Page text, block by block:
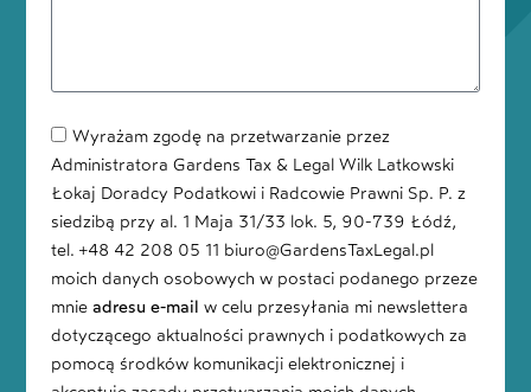
Wyrażam zgodę na przetwarzanie przez
Administratora Gardens Tax & Legal Wilk Latkowski
Łokaj Doradcy Podatkowi i Radcowie Prawni Sp. P. z
siedzibą przy al. 1 Maja 31/33 lok. 5, 90-739 Łódź,
tel. +48 42 208 05 11 biuro@GardensTaxLegal.pl
moich danych osobowych w postaci podanego przeze
mnie adresu e-mail w celu przesyłania mi newslettera
dotyczącego aktualności prawnych i podatkowych za
pomocą środków komunikacji elektronicznej i